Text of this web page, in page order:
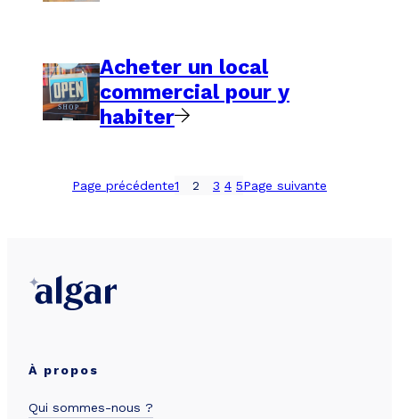
Acheter un local
commercial pour y
habiter
Page précédente1 2 3 4 5Page suivante
À propos
Qui sommes-nous ?